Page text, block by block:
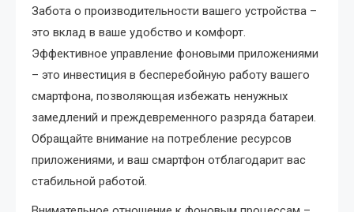
Забота о производительности вашего устройства –
это вклад в ваше удобство и комфорт.
Эффективное управление фоновыми приложениями
– это инвестиция в бесперебойную работу вашего
смартфона, позволяющая избежать ненужных
замедлений и преждевременного разряда батареи.
Обращайте внимание на потребление ресурсов
приложениями, и ваш смартфон отблагодарит вас
стабильной работой.